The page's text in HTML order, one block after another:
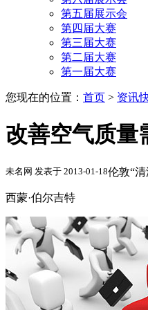
第五届展示会
第四届大赛
第三届大赛
第二届大赛
第一届大赛
您现在的位置： 首页 > 资讯
改善空气质量
未名网 发表于 2013-01-18伦敦“
西蒙·伯尔吉特